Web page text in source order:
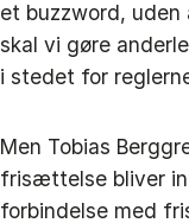
et buzzword,
skal vi gøre
i stedet for
Men Tobias
frisættelse bliver
forbindelse med